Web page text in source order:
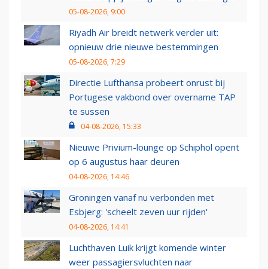
05-08-2026, 9:00
Riyadh Air breidt netwerk verder uit:
opnieuw drie nieuwe bestemmingen
05-08-2026, 7:29
Directie Lufthansa probeert onrust bij
Portugese vakbond over overname TAP
te sussen
04-08-2026, 15:33
Nieuwe Privium-lounge op Schiphol opent
op 6 augustus haar deuren
04-08-2026, 14:46
Groningen vanaf nu verbonden met
Esbjerg: 'scheelt zeven uur rijden'
04-08-2026, 14:41
Luchthaven Luik krijgt komende winter
weer passagiersvluchten naar